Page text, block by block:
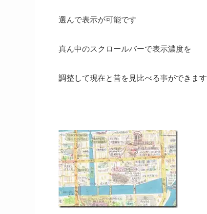
選んで表示が可能です
真ん中のスクロールバーで表示濃度を
調整して現在と昔を見比べる事ができます